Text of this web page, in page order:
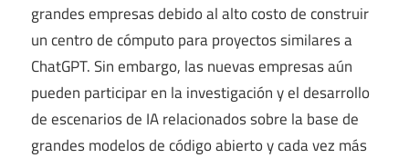
grandes empresas debido al alto costo de construir
un centro de cómputo para proyectos similares a
ChatGPT. Sin embargo, las nuevas empresas aún
pueden participar en la investigación y el desarrollo
de escenarios de IA relacionados sobre la base de
grandes modelos de código abierto y cada vez más